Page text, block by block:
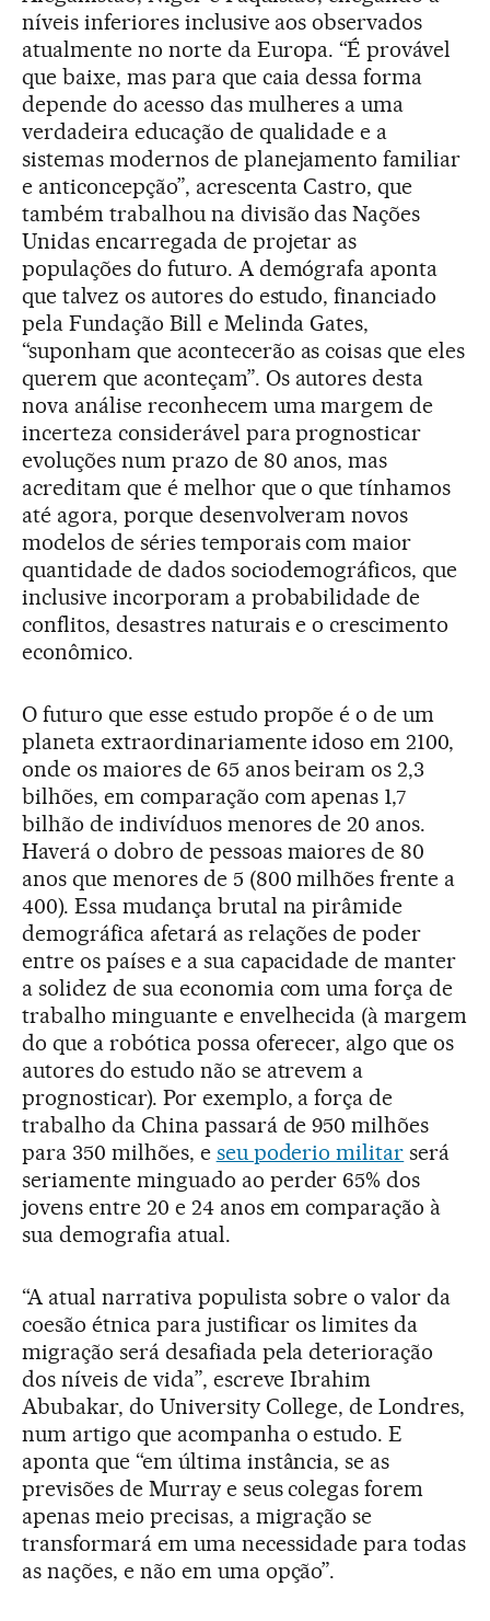
níveis inferiores inclusive aos observados
atualmente no norte da Europa. “É provável
que baixe, mas para que caia dessa forma
depende do acesso das mulheres a uma
verdadeira educação de qualidade e a
sistemas modernos de planejamento familiar
e anticoncepção”, acrescenta Castro, que
também trabalhou na divisão das Nações
Unidas encarregada de projetar as
populações do futuro. A demógrafa aponta
que talvez os autores do estudo, financiado
pela Fundação Bill e Melinda Gates,
“suponham que acontecerão as coisas que eles
querem que aconteçam”. Os autores desta
nova análise reconhecem uma margem de
incerteza considerável para prognosticar
evoluções num prazo de 80 anos, mas
acreditam que é melhor que o que tínhamos
até agora, porque desenvolveram novos
modelos de séries temporais com maior
quantidade de dados sociodemográficos, que
inclusive incorporam a probabilidade de
conflitos, desastres naturais e o crescimento
econômico.
O futuro que esse estudo propõe é o de um
planeta extraordinariamente idoso em 2100,
onde os maiores de 65 anos beiram os 2,3
bilhões, em comparação com apenas 1,7
bilhão de indivíduos menores de 20 anos.
Haverá o dobro de pessoas maiores de 80
anos que menores de 5 (800 milhões frente a
400). Essa mudança brutal na pirâmide
demográfica afetará as relações de poder
entre os países e a sua capacidade de manter
a solidez de sua economia com uma força de
trabalho minguante e envelhecida (à margem
do que a robótica possa oferecer, algo que os
autores do estudo não se atrevem a
prognosticar). Por exemplo, a força de
trabalho da China passará de 950 milhões
para 350 milhões, e seu poderio militar será
seriamente minguado ao perder 65% dos
jovens entre 20 e 24 anos em comparação à
sua demografia atual.
“A atual narrativa populista sobre o valor da
coesão étnica para justificar os limites da
migração será desafiada pela deterioração
dos níveis de vida”, escreve Ibrahim
Abubakar, do University College, de Londres,
num artigo que acompanha o estudo. E
aponta que “em última instância, se as
previsões de Murray e seus colegas forem
apenas meio precisas, a migração se
transformará em uma necessidade para todas
as nações, e não em uma opção”.